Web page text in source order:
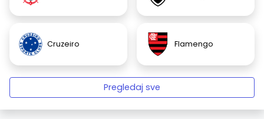
Cruzeiro Flamengo
Pregledaj sve